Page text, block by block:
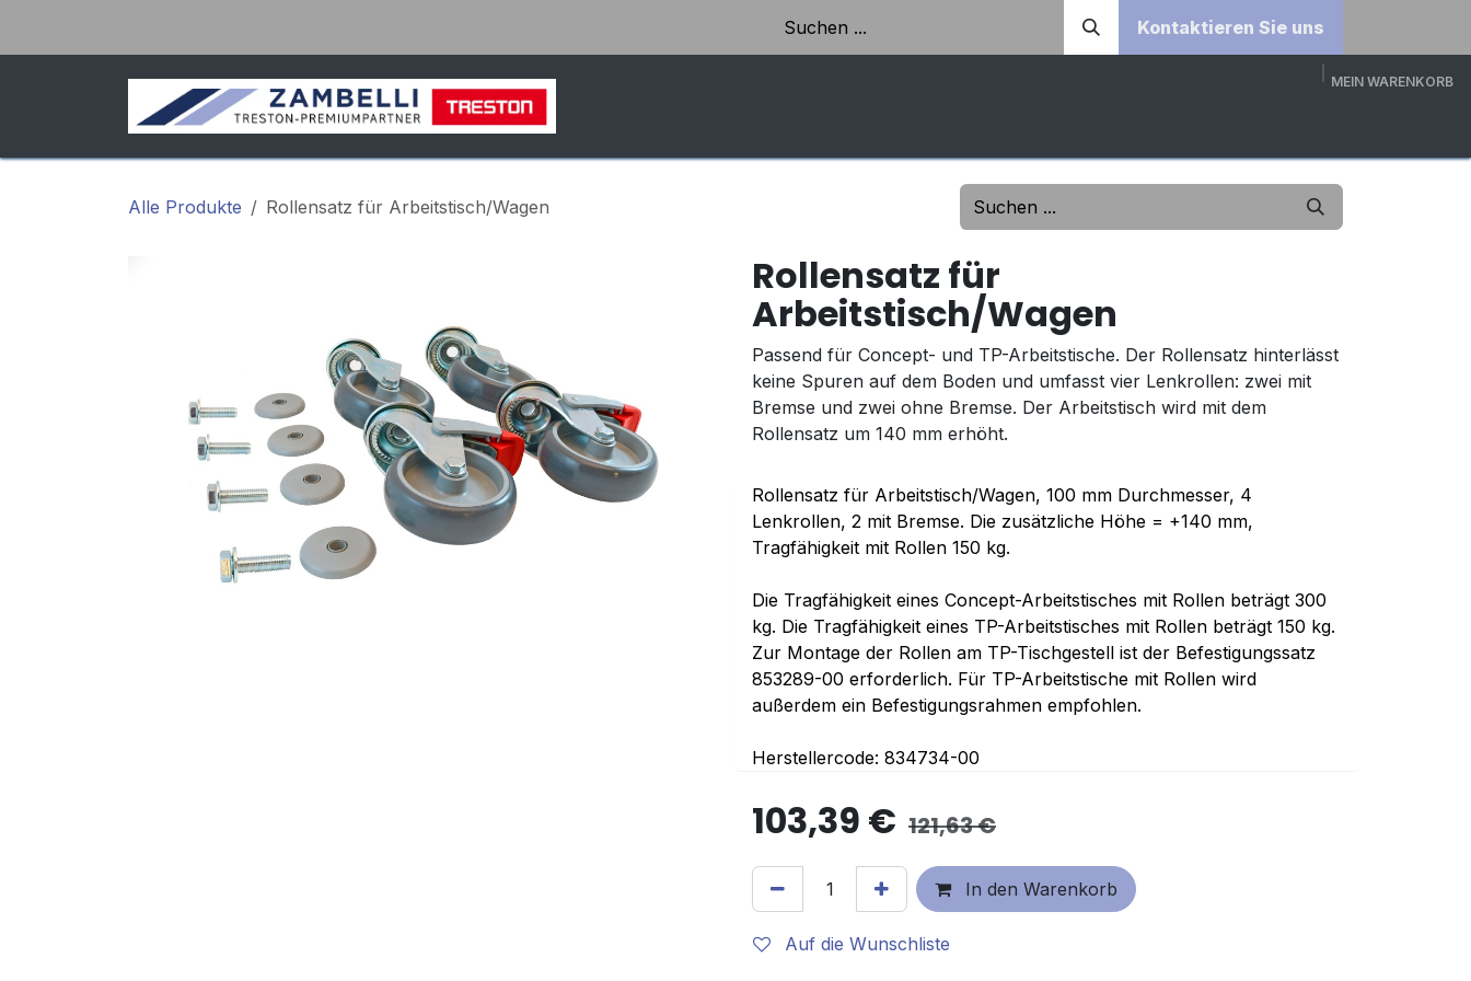
Kontaktieren Sie uns
MEIN WARENKORB
Alle Produkte Rollensatz für Arbeitstisch/Wagen
Rollensatz für
Arbeitstisch/Wagen
Passend für Concept- und TP-Arbeitstische. Der Rollensatz hinterlässt
keine Spuren auf dem Boden und umfasst vier Lenkrollen: zwei mit
Bremse und zwei ohne Bremse. Der Arbeitstisch wird mit dem
Rollensatz um 140 mm erhöht.
Rollensatz für Arbeitstisch/Wagen, 100 mm Durchmesser, 4
Lenkrollen, 2 mit Bremse. Die zusätzliche Höhe = +140 mm,
Tragfähigkeit mit Rollen 150 kg.
Die Tragfähigkeit eines Concept-Arbeitstisches mit Rollen beträgt 300
kg. Die Tragfähigkeit eines TP-Arbeitstisches mit Rollen beträgt 150 kg.
Zur Montage der Rollen am TP-Tischgestell ist der Befestigungssatz
853289-00 erforderlich. Für TP-Arbeitstische mit Rollen wird
außerdem ein Befestigungsrahmen empfohlen.
Herstellercode: 834734-00
103,39 € 121,63€
In den Warenkorb
Auf die Wunschliste